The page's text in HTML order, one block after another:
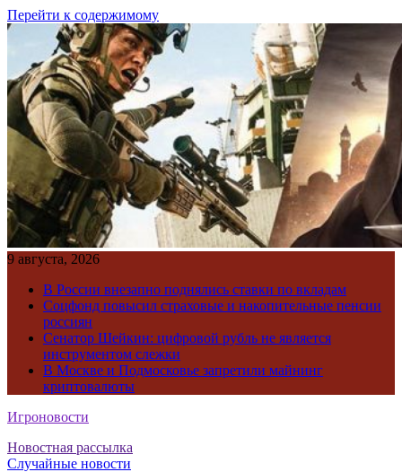
Перейти к содержимому
9 августа, 2026
В России внезапно поднялись ставки по вкладам
Соцфонд повысил страховые и накопительные пенсии
россиян
Сенатор Шейкин: цифровой рубль не является
инструментом слежки
В Москве и Подмосковье запретили майнинг
криптовалюты
Игроновости
Новостная рассылка
Случайные новости